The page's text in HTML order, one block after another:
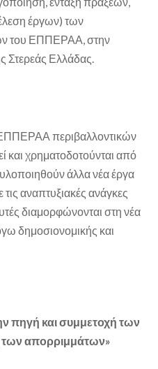
έργων) των
του ΕΠΠΕΡΑΑ, στην
Στερεάς Ελλάδας.
περιβαλλοντικών
και χρηματοδοτούνται από
άλλα νέα έργα
αναπτυξιακές ανάγκες
διαμορφώνονται στη νέα
δημοσιονομικής και
πηγή και συμμετοχή των
των απορριμμάτων»